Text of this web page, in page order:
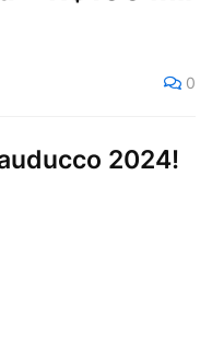
0
2024!